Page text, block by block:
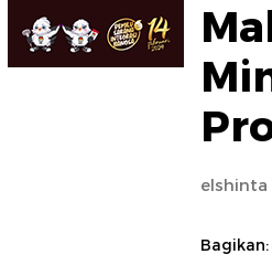
elshinta
Bagikan: